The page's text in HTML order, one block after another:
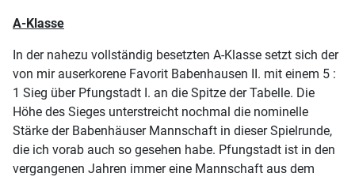
A-Klasse
In der nahezu vollständig besetzten A-Klasse setzt sich der
von mir auserkorene Favorit Babenhausen II. mit einem 5 :
1 Sieg über Pfungstadt I. an die Spitze der Tabelle. Die
Höhe des Sieges unterstreicht nochmal die nominelle
Stärke der Babenhäuser Mannschaft in dieser Spielrunde,
die ich vorab auch so gesehen habe. Pfungstadt ist in den
vergangenen Jahren immer eine Mannschaft aus dem